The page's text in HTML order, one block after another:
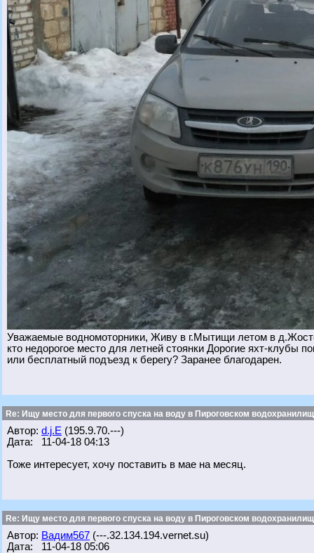
Уважаемые водномоторники, Живу в г.Мытищи летом в
кто недорогое место для летней стоянки Дорогие яхт-клубы
или бесплатный подъезд к берегу? Заранее благодарен.
Re: Ищу место для первого спуска на воду в Пироговском
Автор: d.j.E (195.9.70.---)
Дата: 11-04-18 04:13
Тоже интересует, хочу поставить в мае на месяц.
Re: Ищу место для первого спуска на воду в Пироговском
Автор: Вадим567 (---.32.134.194.vernet.su)
Дата: 11-04-18 05:06